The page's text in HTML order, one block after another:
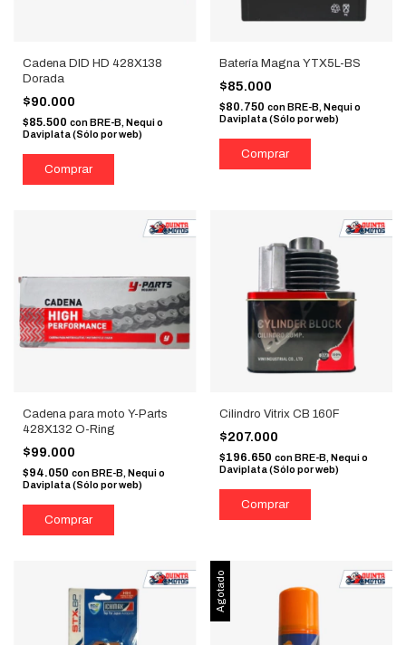
Cadena DID HD 428X138
Dorada
$90.000
$85.500 conBRE-B, Nequi o
Daviplata (Sólo por web)
Batería Magna YTX5L-BS
$85.000
$80.750 con BRE-B, Nequi o
Daviplata (Sólo por web)
Cadena para moto Y-Parts
428X132 O-Ring
$99.000
$94.050 con BRE-B, Nequi o
Daviplata (Sólo por web)
Cilindro Vitrix CB 160F
$207.000
$196.650 con BRE-B, Nequi o
Daviplata (Sólo por web)
Agotado